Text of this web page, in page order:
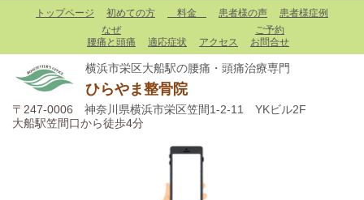
マッサージだけでは一時的に痛みが和らぐだけで、根本改善
にはなりません！なので、また痛みはぶり返してしまいま
す。 マッサージを受けても変化のない方、当院で痛みの原因
を突き止め、健康な身体になりませんか⁈ ご予約お待ちして
ます✨ #整骨院 #整体 #柔道整復師 #腰痛 #ぎっくり腰 #狭窄
症 #坐骨神経痛 #骨盤 #頭痛 #偏頭痛 #大船 #横浜 #栄区
ひらやま整骨院さん(@hirayamaseikotsuin)がシェアした投稿 -
トップページ 初めての方 料金 患者様の声
患者様症例
なぜ
腰痛と頭痛
適応症状 アクセス
ご予約
お問合せ
横浜市栄区大船駅の腰痛・頭痛治療専門
ひらやま整骨院
〒247-0006 神奈川県横浜市栄区笠間1-2-11 YKビル2F
大船駅笠間口から徒歩4分